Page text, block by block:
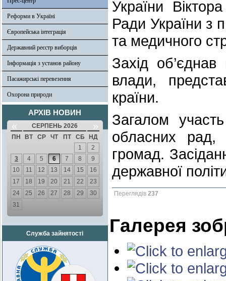
Реформи в Україні
Європейська інтеграція
Державний реєстр виборців
Інформація з установ району
Пасажирські перевезення
Охорона природи
АРХІВ НОВИН
« СЕРПЕНЬ 2026 »
ПН ВТ СР ЧТ ПТ СБ
НД
1
2
3
4 5 6 7 8
9
10
11 12 13 14 15
16
17
18 19 20 21 22
23
24
25 26 27 28 29
30
31
Служба зайнятості
України
Ради України з
та медичного
Захід об’єднав
влади,
країни.
Загалом
обласних рад,
громад.
державної
Переглядів 237
Галерея